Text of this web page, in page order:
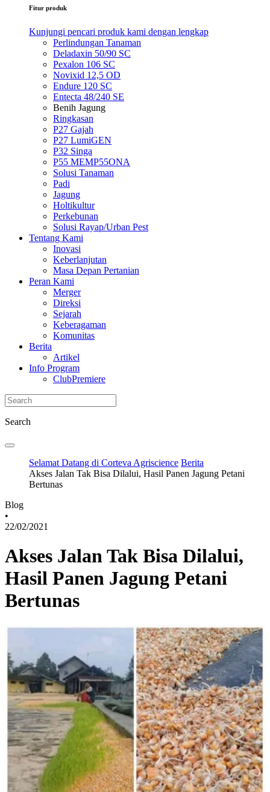
Fitur produk
Kunjungi pencari produk kami dengan lengkap
Perlindungan Tanaman
Deladaxin 50/90 SC
Pexalon 106 SC
Novixid 12,5 OD
Endure 120 SC
Entecta 48/240 SE
Benih Jagung
Ringkasan
P27 Gajah
P27 LumiGEN
P32 Singa
P55 MEMP55ONA
Solusi Tanaman
Padi
Jagung
Holtikultur
Perkebunan
Solusi Rayap/Urban Pest
Tentang Kami
Inovasi
Keberlanjutan
Masa Depan Pertanian
Peran Kami
Merger
Direksi
Sejarah
Keberagaman
Komunitas
Berita
Artikel
Info Program
ClubPremiere
Search
Selamat Datang di Corteva Agriscience Berita
Akses Jalan Tak Bisa Dilalui, Hasil Panen Jagung Petani
Bertunas
Blog
•
22/02/2021
Akses Jalan Tak Bisa Dilalui,
Hasil Panen Jagung Petani
Bertunas